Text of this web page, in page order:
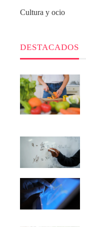
Cultura y ocio
DESTACADOS